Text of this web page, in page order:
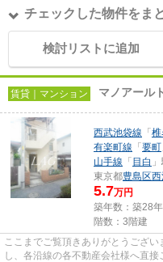
チェックした物件をま
検討リストに追加
賃貸｜マンション マノアール
西武池袋線 「
有楽町線 「 要町
山手線 「 目白
東京都豊島区
5.7万円
築年数：築28年
階数：3階建
ここまでご覧頂きありがとうござ
し、各沿線の各不動産会社様へ直